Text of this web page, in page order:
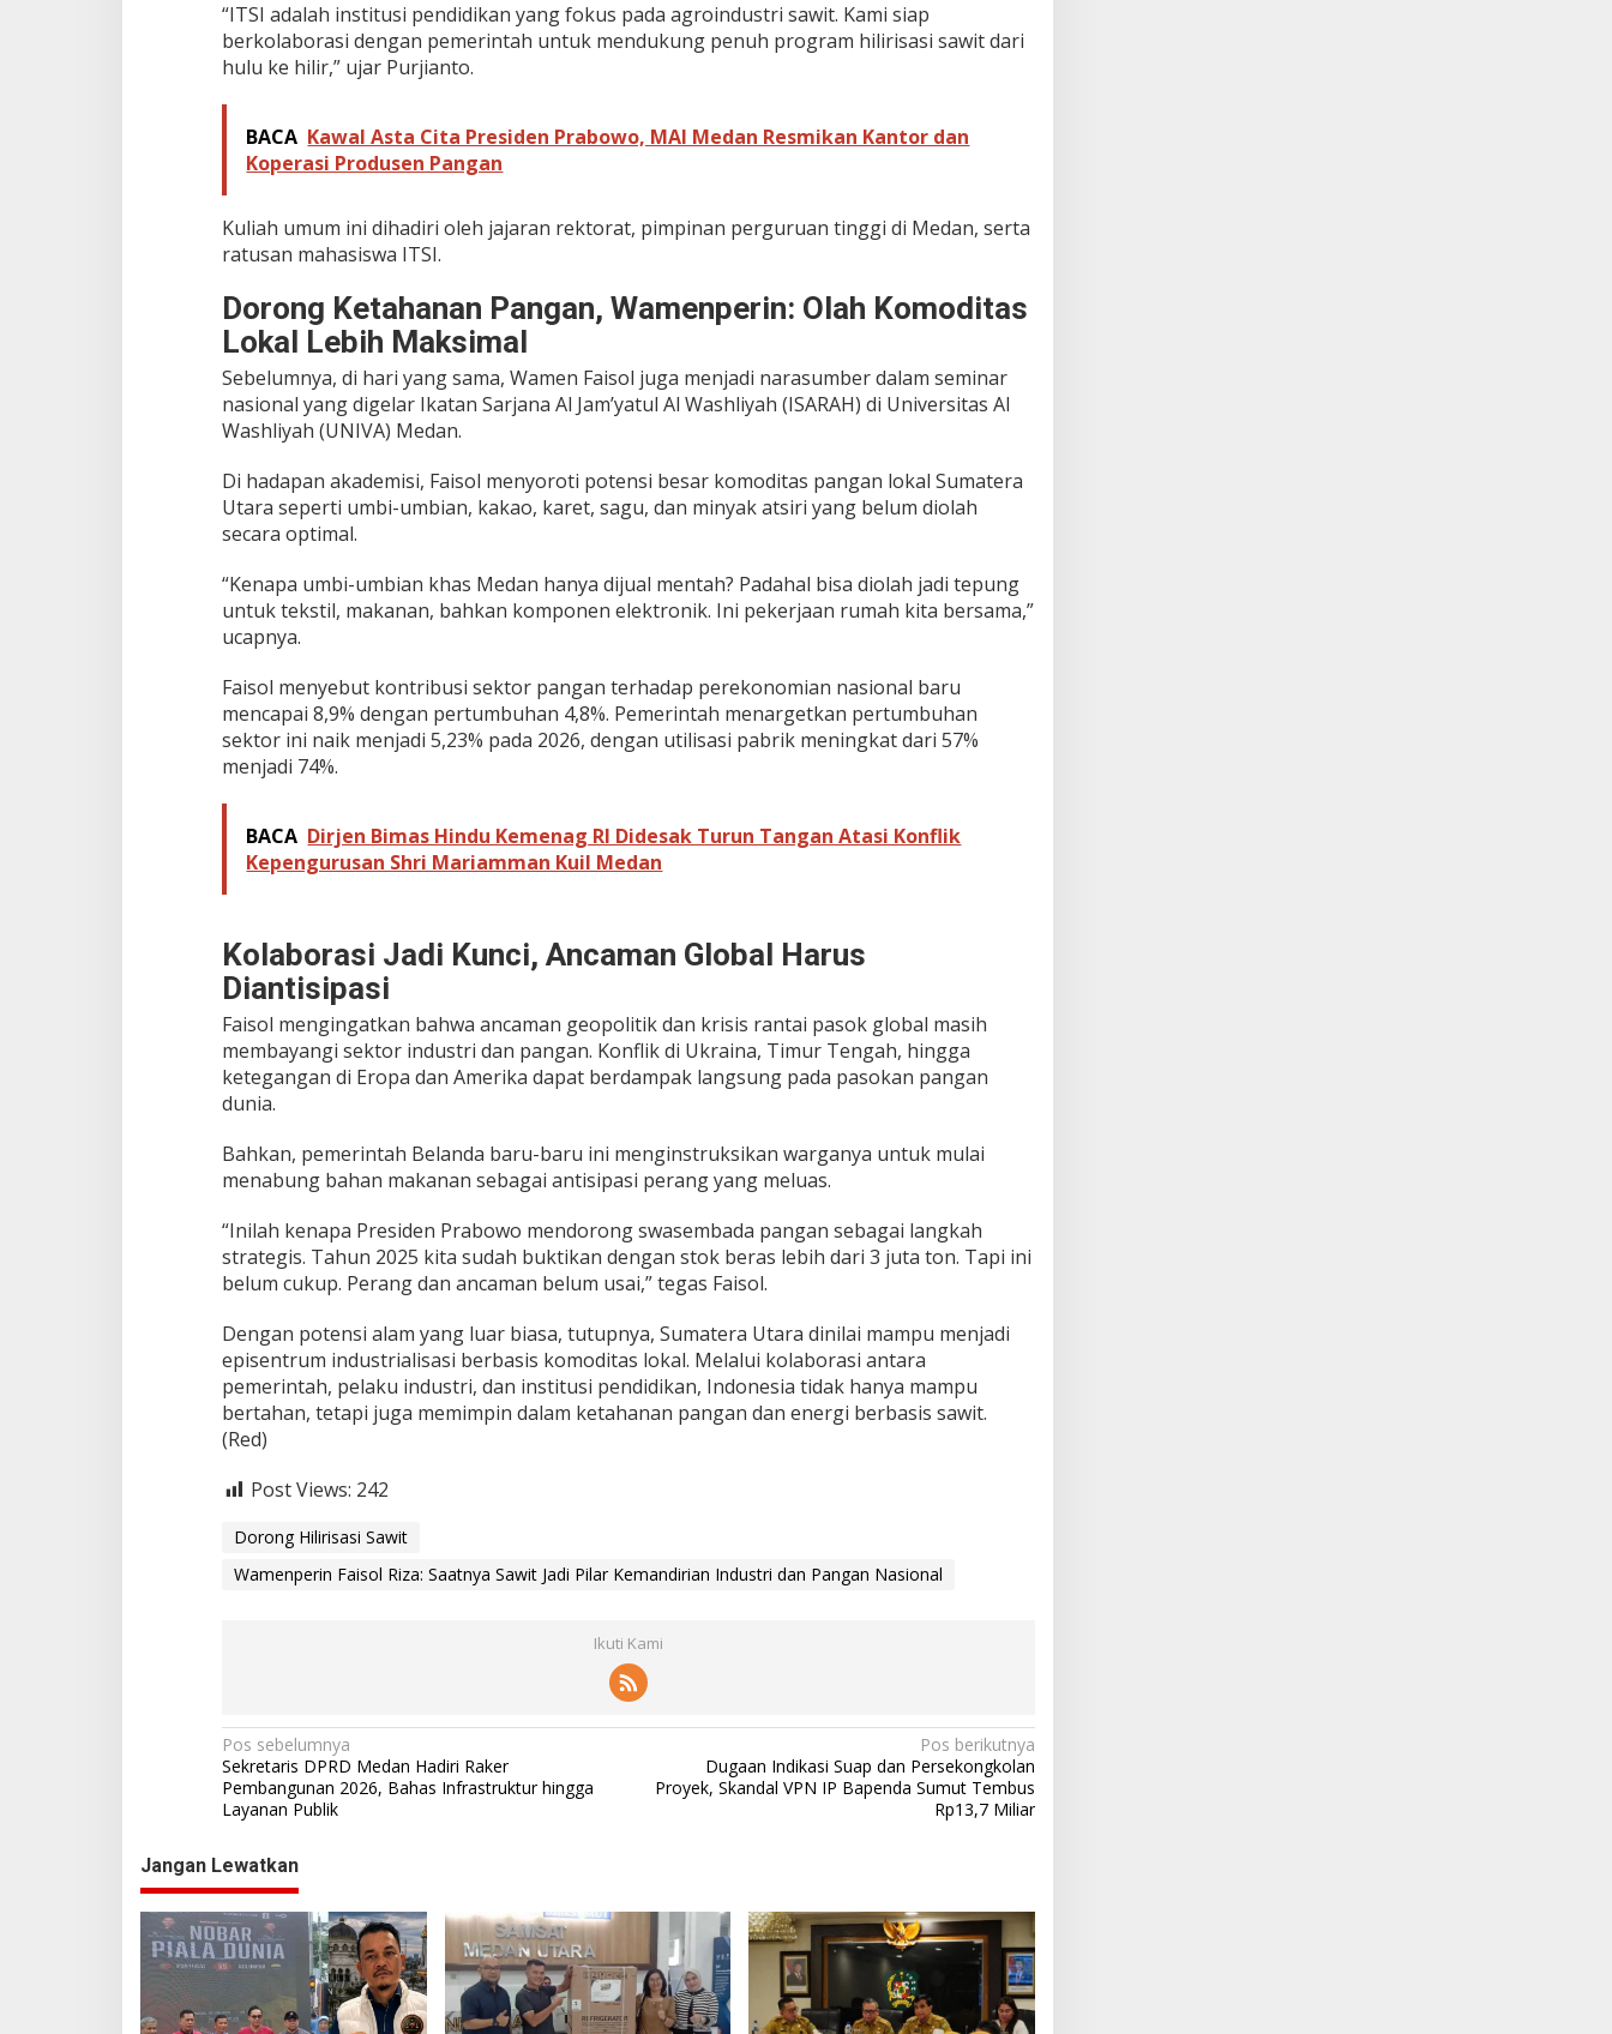
n
N
a
s
n
a
“ITSI adalah institusi pendidikan yang fokus pada agroindustri sawit. Kami siap
berkolaborasi dengan pemerintah untuk mendukung penuh program hilirisasi sawit dari
hulu ke hilir,” ujar Purjianto.
BACA Kawal Asta Cita Presiden Prabowo, MAI Medan Resmikan Kantor dan
Koperasi Produsen Pangan
Kuliah umum ini dihadiri oleh jajaran rektorat, pimpinan perguruan tinggi di Medan, serta
ratusan mahasiswa ITSI.
Dorong Ketahanan Pangan, Wamenperin: Olah Komoditas
Lokal Lebih Maksimal
Sebelumnya, di hari yang sama, Wamen Faisol juga menjadi narasumber dalam seminar
nasional yang digelar Ikatan Sarjana Al Jam’yatul Al Washliyah (ISARAH) di Universitas Al
Washliyah (UNIVA) Medan.
Di hadapan akademisi, Faisol menyoroti potensi besar komoditas pangan lokal Sumatera
Utara seperti umbi-umbian, kakao, karet, sagu, dan minyak atsiri yang belum diolah
secara optimal.
“Kenapa umbi-umbian khas Medan hanya dijual mentah? Padahal bisa diolah jadi tepung
untuk tekstil, makanan, bahkan komponen elektronik. Ini pekerjaan rumah kita bersama,”
ucapnya.
Faisol menyebut kontribusi sektor pangan terhadap perekonomian nasional baru
mencapai 8,9% dengan pertumbuhan 4,8%. Pemerintah menargetkan pertumbuhan
sektor ini naik menjadi 5,23% pada 2026, dengan utilisasi pabrik meningkat dari 57%
menjadi 74%.
BACA Dirjen Bimas Hindu Kemenag RI Didesak Turun Tangan Atasi Konflik
Kepengurusan Shri Mariamman Kuil Medan
Kolaborasi Jadi Kunci, Ancaman Global Harus
Diantisipasi
Faisol mengingatkan bahwa ancaman geopolitik dan krisis rantai pasok global masih
membayangi sektor industri dan pangan. Konflik di Ukraina, Timur Tengah, hingga
ketegangan di Eropa dan Amerika dapat berdampak langsung pada pasokan pangan
dunia.
Bahkan, pemerintah Belanda baru-baru ini menginstruksikan warganya untuk mulai
menabung bahan makanan sebagai antisipasi perang yang meluas.
“Inilah kenapa Presiden Prabowo mendorong swasembada pangan sebagai langkah
strategis. Tahun 2025 kita sudah buktikan dengan stok beras lebih dari 3 juta ton. Tapi ini
belum cukup. Perang dan ancaman belum usai,” tegas Faisol.
Dengan potensi alam yang luar biasa, tutupnya, Sumatera Utara dinilai mampu menjadi
episentrum industrialisasi berbasis komoditas lokal. Melalui kolaborasi antara
pemerintah, pelaku industri, dan institusi pendidikan, Indonesia tidak hanya mampu
bertahan, tetapi juga memimpin dalam ketahanan pangan dan energi berbasis sawit.
(Red)
Post Views: 242
Dorong Hilirisasi Sawit
Wamenperin Faisol Riza: Saatnya Sawit Jadi Pilar Kemandirian Industri dan Pangan Nasional
Ikuti Kami
N
a
v
g
a
s
p
Pos sebelumnya
Sekretaris DPRD Medan Hadiri Raker
Pembangunan 2026, Bahas Infrastruktur hingga
Layanan Publik
Pos berikutnya
Dugaan Indikasi Suap dan Persekongkolan
Proyek, Skandal VPN IP Bapenda Sumut Tembus
Rp13,7 Miliar
Jangan Lewatkan